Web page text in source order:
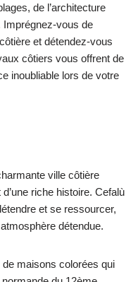
de l’architecture
Imprégnez-vous de
et détendez-vous
côtiers vous offrent de
inoubliable lors de votre
ville côtière
riche histoire. Cefalù
et se ressourcer,
détendue.
maisons colorées qui